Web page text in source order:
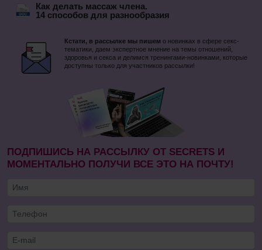
Как делать массаж члена.
14 способов для разнообразия
Кстати, в рассылке мы пишем о новинках в сфере секс-
тематики, даем экспертное мнение на темы отношений,
здоровья и секса и делимся тренингами-новинками, которые
доступны только для участников рассылки!
ПОДПИШИСЬ НА РАССЫЛКУ ОТ SECRETS И
МОМЕНТАЛЬНО ПОЛУЧИ ВСЕ ЭТО НА ПОЧТУ!